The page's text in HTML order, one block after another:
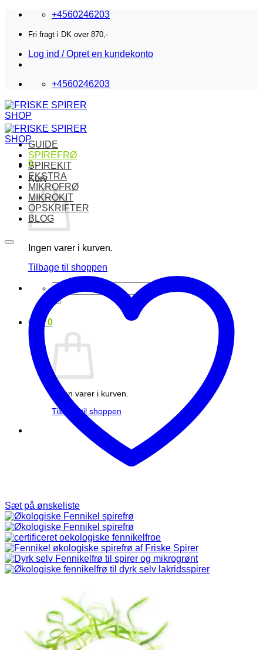
Fortsæt
indhold
+4560246203
Fri fragt i DK over 870,-
Log ind / Opret en kundekonto
+4560246203
0
Kurv
Ingen varer i kurven.
Tilbage til shoppen
Søg
efter:
0 kr. 0
Ingen varer i kurven.
Tilbage til shoppen
GUIDE
SPIREFRØ
SPIREKIT
EKSTRA
MIKROFRØ
MIKROKIT
OPSKRIFTER
BLOG
Sæt på ønskeliste